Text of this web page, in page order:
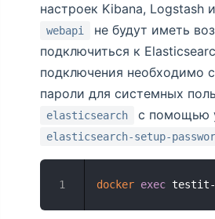
настроек Kibana, Logstash
webapi
не будут иметь
подключиться к
подключения необходимо
пароли для системных
elasticsearch с помощью
elasticsearch-setup-
docker exec testit-